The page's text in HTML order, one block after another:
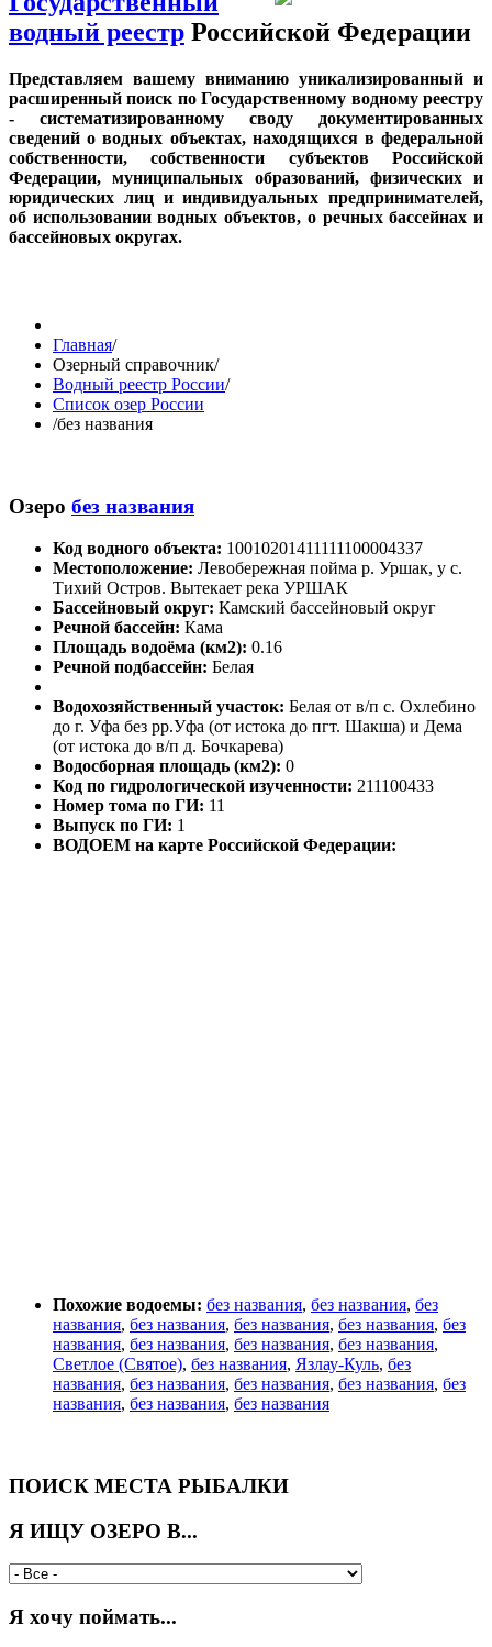
водный реестр Российской Федерации
Представляем вашему вниманию уникализированный и
расширенный поиск по Государственному водному реестру
- систематизированному своду документированных
сведений о водных объектах, находящихся в федеральной
собственности, собственности субъектов Российской
Федерации, муниципальных образований, физических и
юридических лиц и индивидуальных предпринимателей,
об использовании водных объектов, о речных бассейнах и
бассейновых округах.
Главная/
Озерный справочник/
Водный реестр России/
Список озер России
/без названия
Озеро без названия
Код водного объекта: 10010201411111100004337
Местоположение: Левобережная пойма р. Уршак, у с.
Тихий Остров. Вытекает река УРШАК
Бассейновый округ: Камский бассейновый округ
Речной бассейн: Кама
Площадь водоёма (км2): 0.16
Речной подбассейн: Белая
Водохозяйственный участок: Белая от в/п с. Охлебино
до г. Уфа без рр.Уфа (от истока до пгт. Шакша) и Дема
(от истока до в/п д. Бочкарева)
Водосборная площадь (км2): 0
Код по гидрологической изученности: 211100433
Номер тома по ГИ: 11
Выпуск по ГИ: 1
ВОДОЕМ на карте Российской Федерации:
Похожие водоемы: без названия, без названия, без
названия, без названия, без названия, без названия, без
названия, без названия, без названия, без названия,
Светлое (Святое), без названия, Язлау-Куль, без
названия, без названия, без названия, без названия, без
названия, без названия, без названия
ПОИСК МЕСТА РЫБАЛКИ
Я ИЩУ ОЗЕРО В...
Я хочу поймать...